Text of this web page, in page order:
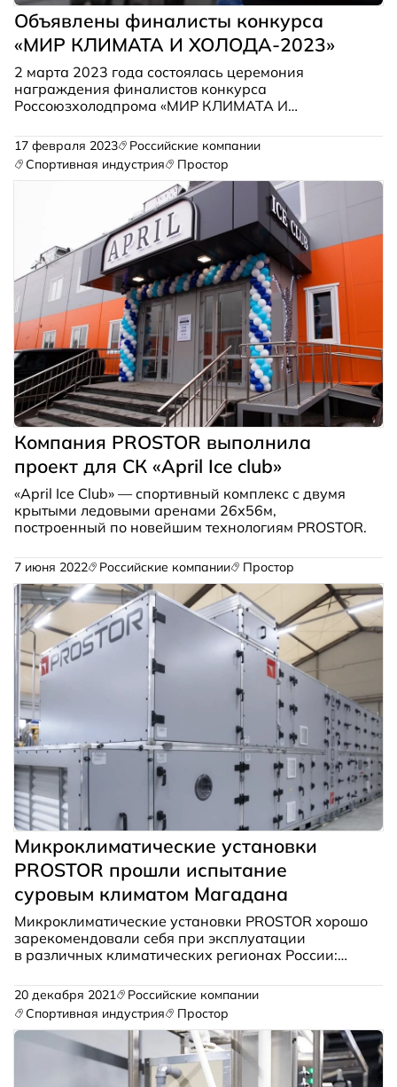
Объявлены финалисты конкурса
«МИР КЛИМАТА И ХОЛОДА-2023»
2 марта 2023 года состоялась церемония
награждения финалистов конкурса
Россоюзхолодпрома «МИР КЛИМАТА И
оборудование в холодоснабжении». Академия
КриоФрост получила почетное звание «Лучший
научно-образовательный интернет-ресурс»!
17 февраля 2023
Российские компании
Спортивная индустрия
Простор
Компания PROSTOR выполнила
проект для СК «April Ice club»
«April Ice Club» — спортивный комплекс с двумя
крытыми ледовыми аренами 26х56м,
построенный по новейшим технологиям PROSTOR.
7 июня 2022 Российские компании Простор
Микроклиматические установки
PROSTOR прошли испытание
суровым климатом Магадана
Микроклиматические установки PROSTOR хорошо
зарекомендовали себя при эксплуатации
в различных климатических регионах России:
20 декабря 2021
Российские компании
Спортивная индустрия
Простор